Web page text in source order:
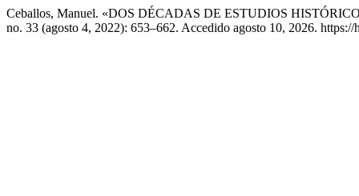
Ceballos, Manuel. «DOS DÉCADAS DE ESTUDIOS
no. 33 (agosto 4, 2022): 653–662. Accedido agosto 10, 2026.